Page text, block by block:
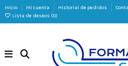
Inicio Mi cuenta Historial de pedidos
Lista de deseos (0)